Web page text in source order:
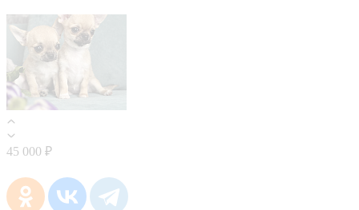
45 000 ₽